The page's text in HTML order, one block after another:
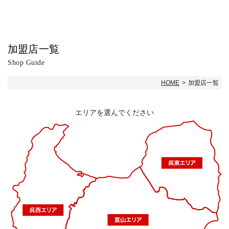
加盟店一覧
Shop Guide
HOME 加盟店一覧
エリアを選んでください